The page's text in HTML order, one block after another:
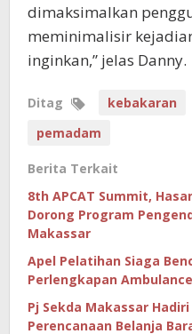
dimaksimalkan
meminimalisir
inginkan,” jelas Danny.
Ditag kebakaran
pemadam
Berita Terkait
8th APCAT Summit,
Dorong Program
Makassar
Apel Pelatihan Siaga
Perlengkapan
Pj Sekda Makassar
Perencanaan Belanja